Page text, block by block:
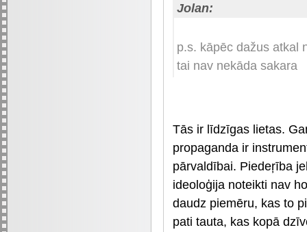
Jolan:
p.s. kāpēc dažus atkal
tai nav nekāda sakara
Tās ir līdzīgas lietas.
propaganda ir
pārvaldībai. Piedeŗība
ideoloģija noteikti nav
daudz piemēru, kas to
pati tauta, kas kopā